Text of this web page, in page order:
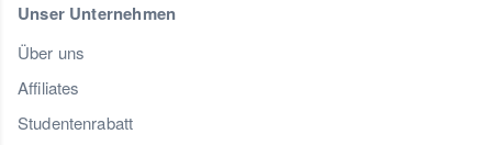
Unser Unternehmen
Über uns
Affiliates
Studentenrabatt